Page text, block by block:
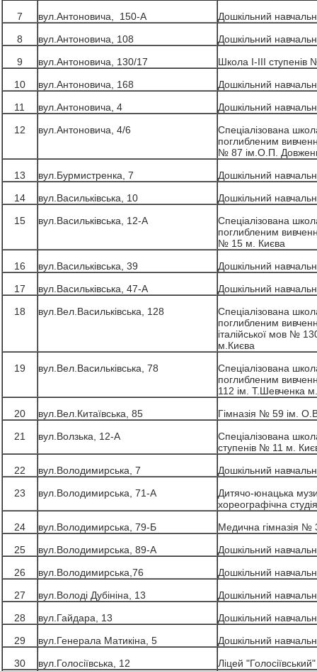
7
вул.Антоновича, 150-А
Дошкільний
8
вул.Антоновича, 108
Дошкільний
9
вул.Антоновича, 130/17
Школа І-ІІІ
10
вул.Антоновича, 168
Дошкільний
11
вул.Антоновича, 4
Дошкільний
12
вул.Антоновича, 4/6
Спеціалізована школа
поглибленим
№ 87 ім.О.П.
13
вул.Бурмистренка, 7
Дошкільний
14
вул.Васильківська, 10
Дошкільний
15
вул.Васильківська, 12-А
Спеціалізована школа
поглибленим
№ 15 м. Києва
16
вул.Васильківська, 39
Дошкільний
17
вул.Васильківська, 47-А
Дошкільний
18
вул.Вел.Васильківська, 128
Спеціалізована школа
поглибленим
італійської мов №
м.Києва
19
вул.Вел.Васильківська, 78
Спеціалізована школа
поглибленим
112 ім. Т.Шевченка
20
вул.Вел.Китаївська, 85
Гімназія № 59 ім.
21
вул.Волзька, 12-А
Спеціалізована
ступенів № 11 м.
22
вул.Володимирська, 7
Дошкільний
23
вул.Володимирська, 71-А
Дитячо-юнацька
хореографічна
24
вул.Володимирська, 79-Б
Медична гімназія №
25
вул.Володимирська, 89-А
Дошкільний
26
вул.Володимирська,76
Дошкільний
27
вул.Володі Дубініна, 13
Дошкільний
28
вул.Гайдара, 13
Дошкільний
29
вул.Генерала Матикіна, 5
Дошкільний
30
вул.Голосіївська, 12
Ліцей